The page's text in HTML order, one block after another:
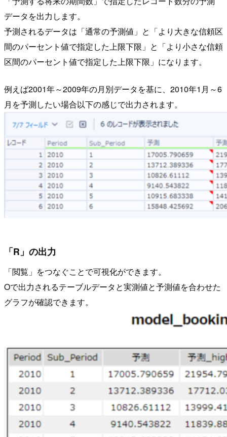
データを出力します。
予測されるデータは「通常の予測値」と「より大きな信頼区
間のパーセント値で指定した上限下限」と「より小さな信頼
区間のパーセント値で指定した上限下限」になります。
例えば2001年～2009年の月別データを基に、2010年1月～6
月を予測したい場合以下の感じで出力されます。
「R」の出力
「閲覧」をつなぐことで可視化ができます。
Oで出力されるテーブルデータと実測値と予測値を合わせた
グラフが確認できます。